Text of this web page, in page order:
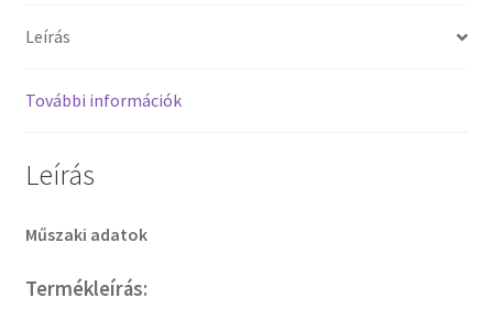
Leírás
További információk
Leírás
Műszaki adatok
Termékleírás: